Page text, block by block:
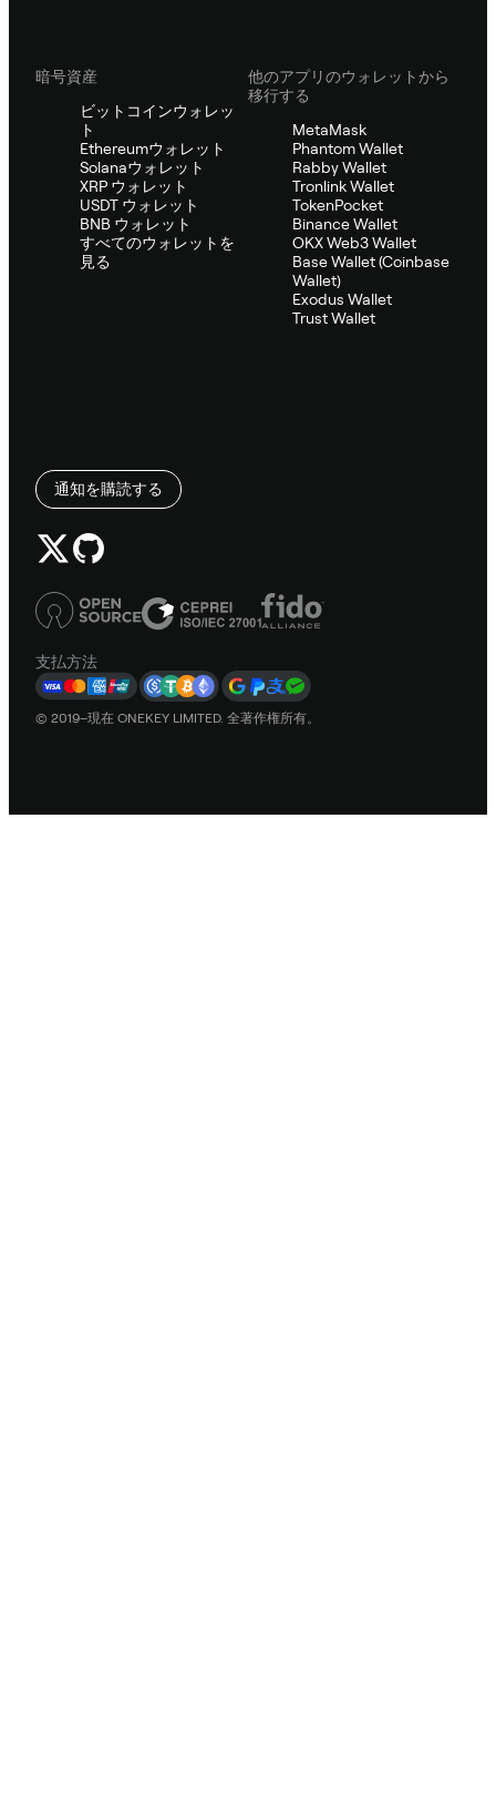
暗号資産
ビットコインウォレッ
ト
Ethereumウォレット
Solanaウォレット
XRP ウォレット
USDT ウォレット
BNB ウォレット
すべてのウォレットを
見る
他のアプリのウォレットから
移行する
MetaMask
Phantom Wallet
Rabby Wallet
Tronlink Wallet
TokenPocket
Binance Wallet
OKX Web3 Wallet
Base Wallet (Coinbase
Wallet)
Exodus Wallet
Trust Wallet
通知を購読する
支払方法
© 2019–現在 ONEKEY LIMITED. 全著作権所有。